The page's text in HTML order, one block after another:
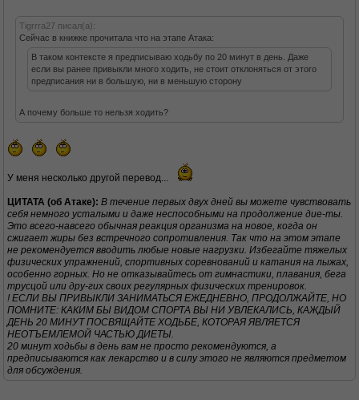
Tigrrra27 писал(а):
Сейчас в книжке прочитала что на этапе Атака:
В таком контексте я предписываю ходьбу по 20 минут в день. Даже
если вы ранее привыкли много ходить, не стоит отклоняться от этого
предписания ни в большую, ни в меньшую сторону
А почему больше то нельзя ходить?
У меня несколько другой перевод...
ЦИТАТА (об Атаке): В течение первых двух дней вы можете чувствовать
себя немного усталыми и даже неспособными на продолжение дие-ты.
Это всего-навсего обычная реакция организма на новое, когда он
сжигает жиры без встречного сопротивления. Так что на этом этапе
не рекомендуется вводить любые новые нагрузки. Избегайте тяжелых
физических упражнений, спортивных соревнований и катания на лыжах,
особенно горных. Но не отказывайтесь от гимнастики, плавания, бега
трусцой или дру-гих своих регулярных физических тренировок.
! ЕСЛИ ВЫ ПРИВЫКЛИ ЗАНИМАТЬСЯ ЕЖЕДНЕВНО, ПРОДОЛЖАЙТЕ, НО
ПОМНИТЕ: КАКИМ БЫ ВИДОМ СПОРТА ВЫ НИ УВЛЕКАЛИСЬ, КАЖДЫЙ
ДЕНЬ 20 МИНУТ ПОСВЯЩАЙТЕ ХОДЬБЕ, КОТОРАЯ ЯВЛЯЕТСЯ
НЕОТЪЕМЛЕМОЙ ЧАСТЬЮ ДИЕТЫ.
20 минут ходьбы в день вам не просто рекомендуются, а
предписываются как лекарство и в силу этого не являются предметом
для обсуждения.